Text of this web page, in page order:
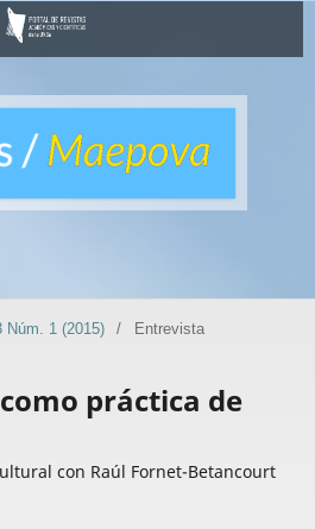
Núm. 1 (2015) / Entrevista
práctica de
con Raúl Fornet-Betancourt